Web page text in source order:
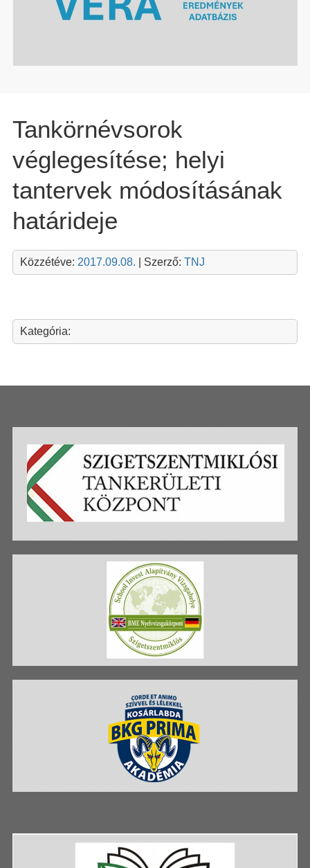
Tankörnévsorok
véglegesítése; helyi
tantervek módosításának
határideje
Közzétéve: 2017.09.08. | Szerző: TNJ
Kategória: